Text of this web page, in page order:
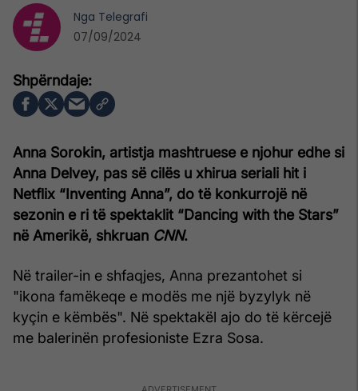
Anna Sorokin, artistja mashtruese e njohur edhe si
Anna Delvey, pas së cilës u xhirua seriali hit i
Netflix “Inventing Anna”, do të konkurrojë në
sezonin e ri të spektaklit “Dancing with the Stars”
në Amerikë, shkruan CNN.
Në trailer-in e shfaqjes, Anna prezantohet si
"ikona famëkeqe e modës me një byzylyk në
kyçin e këmbës". Në spektakël ajo do të kërcejë
me balerinën profesioniste Ezra Sosa.
Nga Telegrafi
07/09/2024